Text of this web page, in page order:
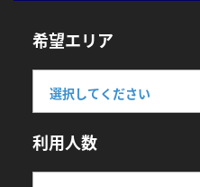
希望エリア
利用人数